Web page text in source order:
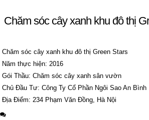
Chăm sóc cây xanh khu đô thị
Chăm sóc cây xanh khu đô thị Green Stars
Năm thực hiện: 2016
Gói Thầu: Chăm sóc cây xanh sân vườn
Chủ Đầu Tư: Công Ty Cổ Phần Ngôi Sao An Bình
Địa Điểm: 234 Phạm Văn Đồng, Hà Nội